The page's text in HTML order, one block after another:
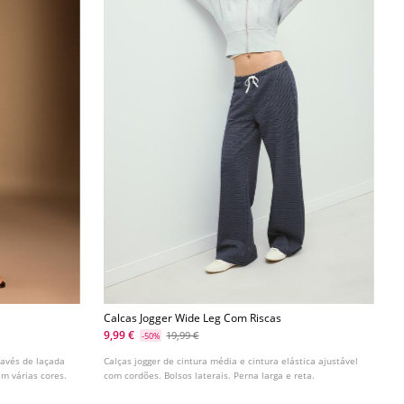
de laçada
várias cores.
Calcas Jogger Wide Leg Com Riscas
9,99 €
-50% 19,99 €
Calças jogger de cintura média e cintura elástica ajustável
com cordões. Bolsos laterais. Perna larga e reta.